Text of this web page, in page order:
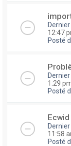
12:47
Posté
1:29
Posté
Ecwid
11:58
Posté